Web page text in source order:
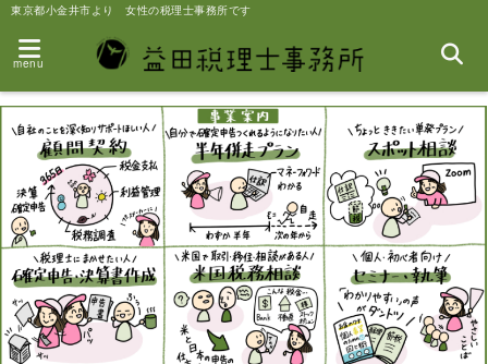
東京都小金井市より 女性の税理士事務所です
menu